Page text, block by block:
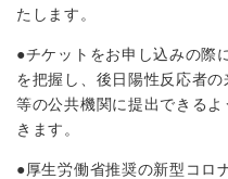
たします。
●チケットをお申し込みの際
を把握し、後日陽性反応者
等の公共機関に提出できる
きます。
●厚生労働省推奨の新型コロ